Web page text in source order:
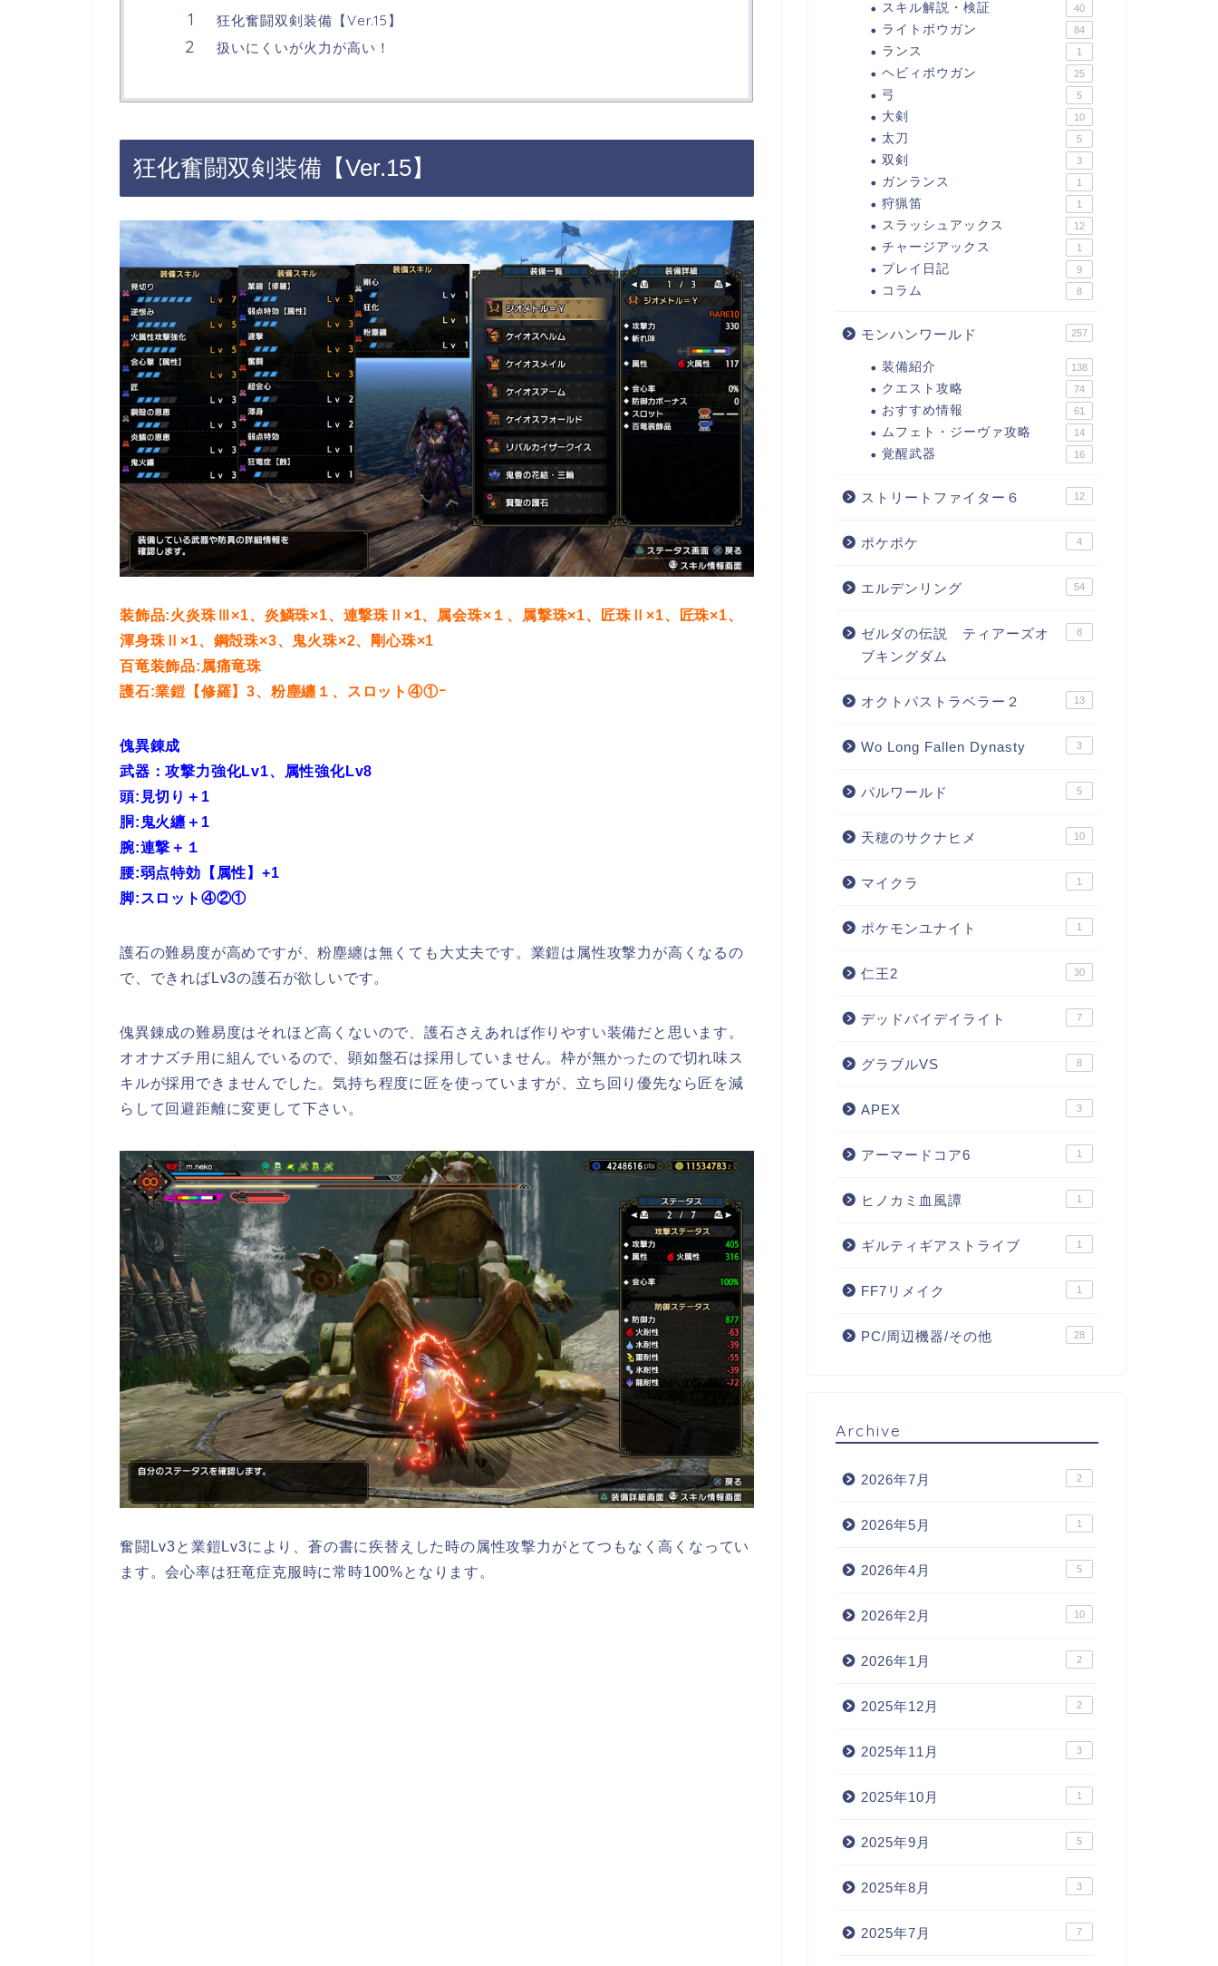
狂化奮闘双剣装備【Ver.15】
扱いにくいが火力が高い！
狂化奮闘双剣装備【Ver.15】
装飾品:火炎珠Ⅲ×1、炎鱗珠×1、連撃珠Ⅱ×1、属会珠×１、 属撃珠×1、
匠珠Ⅱ×1、匠珠×1、
渾身珠Ⅱ×1、鋼殻珠×3、鬼火珠×2、剛心珠×1
百竜装飾品:属痛竜珠
護石:業鎧【修羅】3、粉塵纏１、スロット④①ｰ
傀異錬成
武器：攻撃力強化Lv1、属性強化Lv8
頭:見切り＋1
胴:鬼火纏＋1
腕:連撃＋１
腰:弱点特効【属性】+1
脚:スロット④②①
護石の難易度が高めですが、粉塵纏は無くても大丈夫です。業鎧は属性攻撃力が高くなるの
で、できればLv3の護石が欲しいです。
傀異錬成の難易度はそれほど高くないので、護石さえあれば作りやすい装備だと思います。
オオナズチ用に組んでいるので、顕如盤石は採用していません。枠が無かったので切れ味ス
キルが採用できませんでした。気持ち程度に匠を使っていますが、立ち回り優先なら匠を減
らして回避距離に変更して下さい。
奮闘Lv3と業鎧Lv3により、蒼の書に疾替えした時の属性攻撃力がとてつもなく高くなってい
ます。会心率は狂竜症克服時に常時100%となります。
スキル解説・検証 40
ライトボウガン 84
ランス 1
ヘビィボウガン 25
弓 5
大剣 10
太刀 5
双剣 3
ガンランス 1
狩猟笛 1
スラッシュアックス 12
チャージアックス 1
プレイ日記 9
コラム 8
モンハンワールド 257
装備紹介 138
クエスト攻略 74
おすすめ情報 61
ムフェト・ジーヴァ攻略 14
覚醒武器 16
ストリートファイター６ 12
ポケポケ 4
エルデンリング 54
ゼルダの伝説 ティアーズオ
ブキングダム
8
オクトパストラベラー２ 13
Wo Long Fallen Dynasty 3
パルワールド 5
天穂のサクナヒメ 10
マイクラ 1
ポケモンユナイト 1
仁王2 30
デッドバイデイライト 7
グラブルVS 8
APEX 3
アーマードコア6 1
ヒノカミ血風譚 1
ギルティギアストライブ 1
FF7リメイク 1
PC/周辺機器/その他 28
Archive
2026年7月 2
2026年5月 1
2026年4月 5
2026年2月 10
2026年1月 2
2025年12月 2
2025年11月 3
2025年10月 1
2025年9月 5
2025年8月 3
2025年7月 7